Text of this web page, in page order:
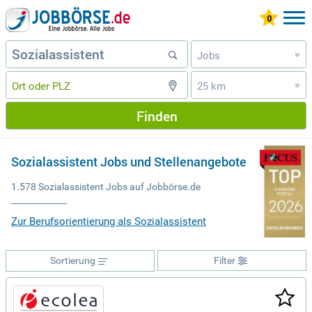
Jobs »
25 km »
Finden
Sozialassistent Jobs und Stellenangebote
1.578 Sozialassistent Jobs auf Jobbörse.de
Zur Berufsorientierung als Sozialassistent
Filter
Sortierung